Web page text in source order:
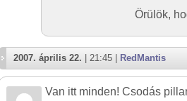
Örülök,
2007. április 22. | 21:45 | RedMantis
Van itt minden! Csodás